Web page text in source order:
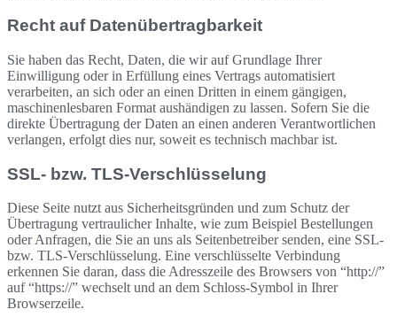
Recht auf Datenübertragbarkeit
Sie haben das Recht, Daten, die wir auf Grundlage Ihrer
Einwilligung oder in Erfüllung eines Vertrags automatisiert
verarbeiten, an sich oder an einen Dritten in einem gängigen,
maschinenlesbaren Format aushändigen zu lassen. Sofern Sie die
direkte Übertragung der Daten an einen anderen Verantwortlichen
verlangen, erfolgt dies nur, soweit es technisch machbar ist.
SSL- bzw. TLS-Verschlüsselung
Diese Seite nutzt aus Sicherheitsgründen und zum Schutz der
Übertragung vertraulicher Inhalte, wie zum Beispiel Bestellungen
oder Anfragen, die Sie an uns als Seitenbetreiber senden, eine SSL-
bzw. TLS-Verschlüsselung. Eine verschlüsselte Verbindung
erkennen Sie daran, dass die Adresszeile des Browsers von “http://”
auf “https://” wechselt und an dem Schloss-Symbol in Ihrer
Browserzeile.